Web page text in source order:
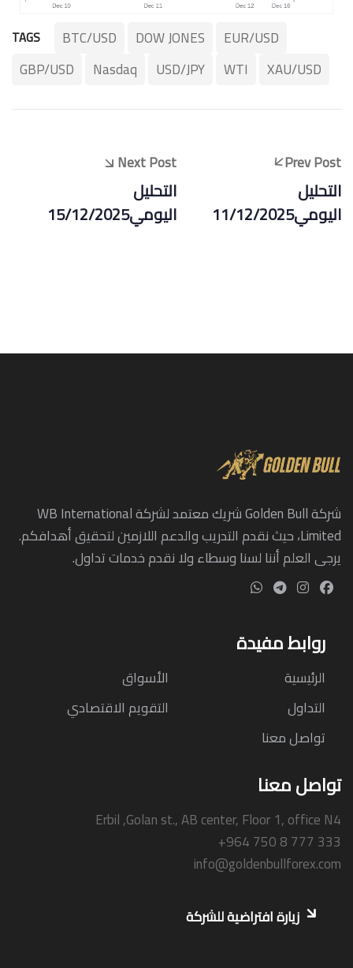
TAGS BTC/USD DOW JONES
EUR/USD
GBP/USD
Nasdaq USD/JPY WTI XAU/USD
Prev Post
التحليل
اليومي11/12/2025
Next Post
التحليل
اليومي15/12/2025
شركة Golden Bull شريك معتمد لشركة WB International
Limited، حيث نقدم التدريب والدعم اللازمين لتحقيق أهدافكم.
يرجى العلم أننا لسنا وسطاء ولا نقدم خدمات تداول.
روابط مفيدة
الرئيسية
الأسواق
التداول
التقويم الاقتصادي
تواصل معنا
تواصل معنا
Erbil ,Golan st., AB center, Floor 1, office N4
+964 750 8 777 333
info@goldenbullforex.com
زيارة افتراضية للشركة